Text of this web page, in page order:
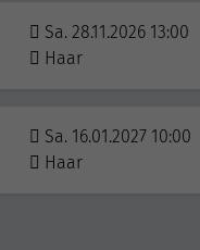
Sa. 28.11.2026 13:00
Haar
Sa. 16.01.2027 10:00
Haar